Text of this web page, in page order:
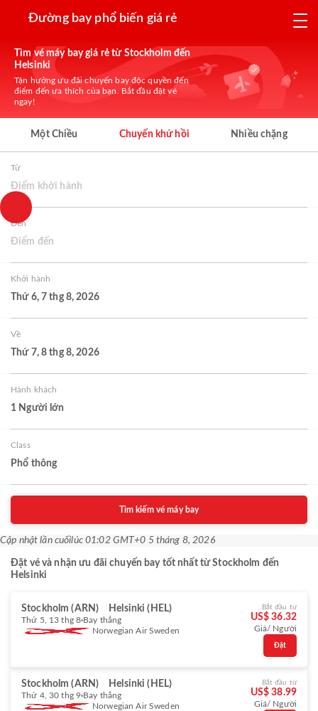
Đường bay phổ biến giá rẻ
Tìm vé máy bay giá rẻ từ Stockholm đến
Helsinki
Tận hưởng ưu đãi chuyến bay độc quyền đến
điểm đến ưa thích của bạn. Bắt đầu đặt vé
ngay!
Một Chiều Chuyến khứ hồi Nhiều chặng
Từ
Điểm khởi hành
Đến
Điểm đến
Khởi hành
Thứ 6, 7 thg 8, 2026
Về
Thứ 7, 8 thg 8, 2026
Hành khách
1 Người lớn
Class
Phổ thông
Tìm kiếm vé máy bay
Cập nhật lần cuốilúc 01:02 GMT+0 5 tháng 8, 2026
Đặt vé và nhận ưu đãi chuyến bay tốt nhất từ Stockholm đến
Helsinki
Stockholm (ARN) Helsinki (HEL)
Thứ 5, 13 thg 8 Bay thẳng
Norwegian Air Sweden
Bắt đầu từ
US$ 36.32
Giá/ Người
Đặt
Stockholm (ARN) Helsinki (HEL)
Thứ 4, 30 thg 9 Bay thẳng
Norwegian Air Sweden
Bắt đầu từ
US$ 38.99
Giá/ Người